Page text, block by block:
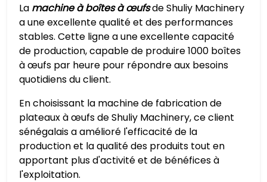
La machine à boîtes à œufsde Shuliy Machinery
a une excellente qualité et des performances
stables. Cette ligne a une excellente capacité
de production, capable de produire 1000 boîtes
à œufs par heure pour répondre aux besoins
quotidiens du client.
En choisissant la machine de fabrication de
plateaux à œufs de Shuliy Machinery, ce client
sénégalais a amélioré l'efficacité de la
production et la qualité des produits tout en
apportant plus d'activité et de bénéfices à
l'exploitation.